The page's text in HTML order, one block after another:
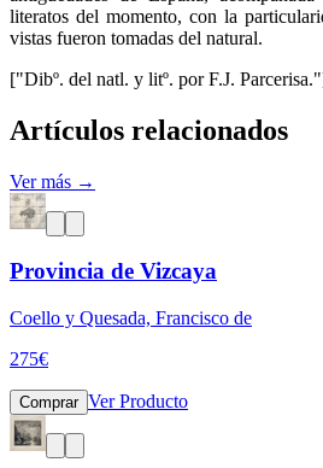
literatos del momento, con la
vistas fueron tomadas del natural.
["Dibº. del natl. y litº. por F.J.
Artículos relacionados
Ver más →
Provincia de Vizcaya
Coello y Quesada, Francisco de
275€
Comprar Ver Producto